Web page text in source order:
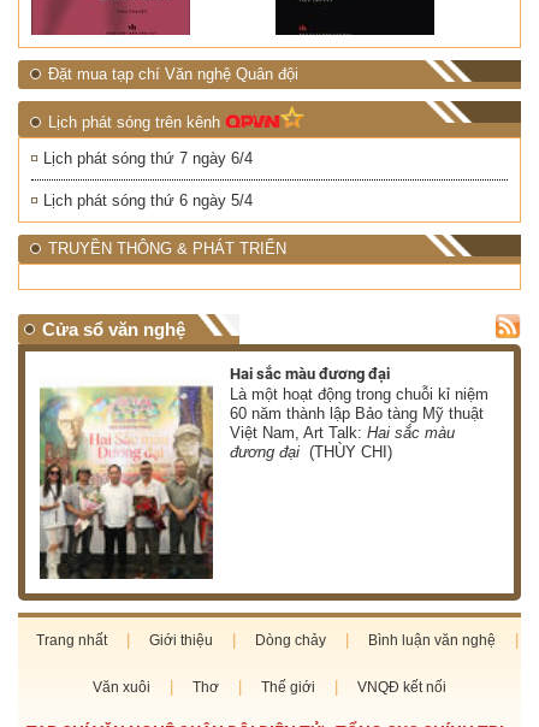
Đặt mua tạp chí Văn nghệ Quân đội
Lịch phát sóng trên kênh
Lịch phát sóng thứ 7 ngày 6/4
Lịch phát sóng thứ 6 ngày 5/4
TRUYỀN THÔNG & PHÁT TRIỂN
Cửa sổ văn nghệ
Hai sắc màu đương đại
Là một hoạt động trong chuỗi kỉ niệm
60 năm thành lập Bảo tàng Mỹ thuật
Việt Nam, Art Talk:Hai sắc màu
đương đại (THÙY CHI)
Trang nhất Giới thiệu Dòng chảy Bình luận văn nghệ
Văn xuôi Thơ Thế giới VNQĐ kết nối